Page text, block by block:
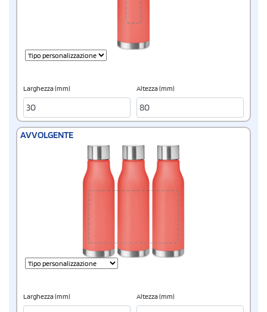
Larghezza (mm) Altezza (mm)
AVVOLGENTE
Larghezza (mm) Altezza (mm)